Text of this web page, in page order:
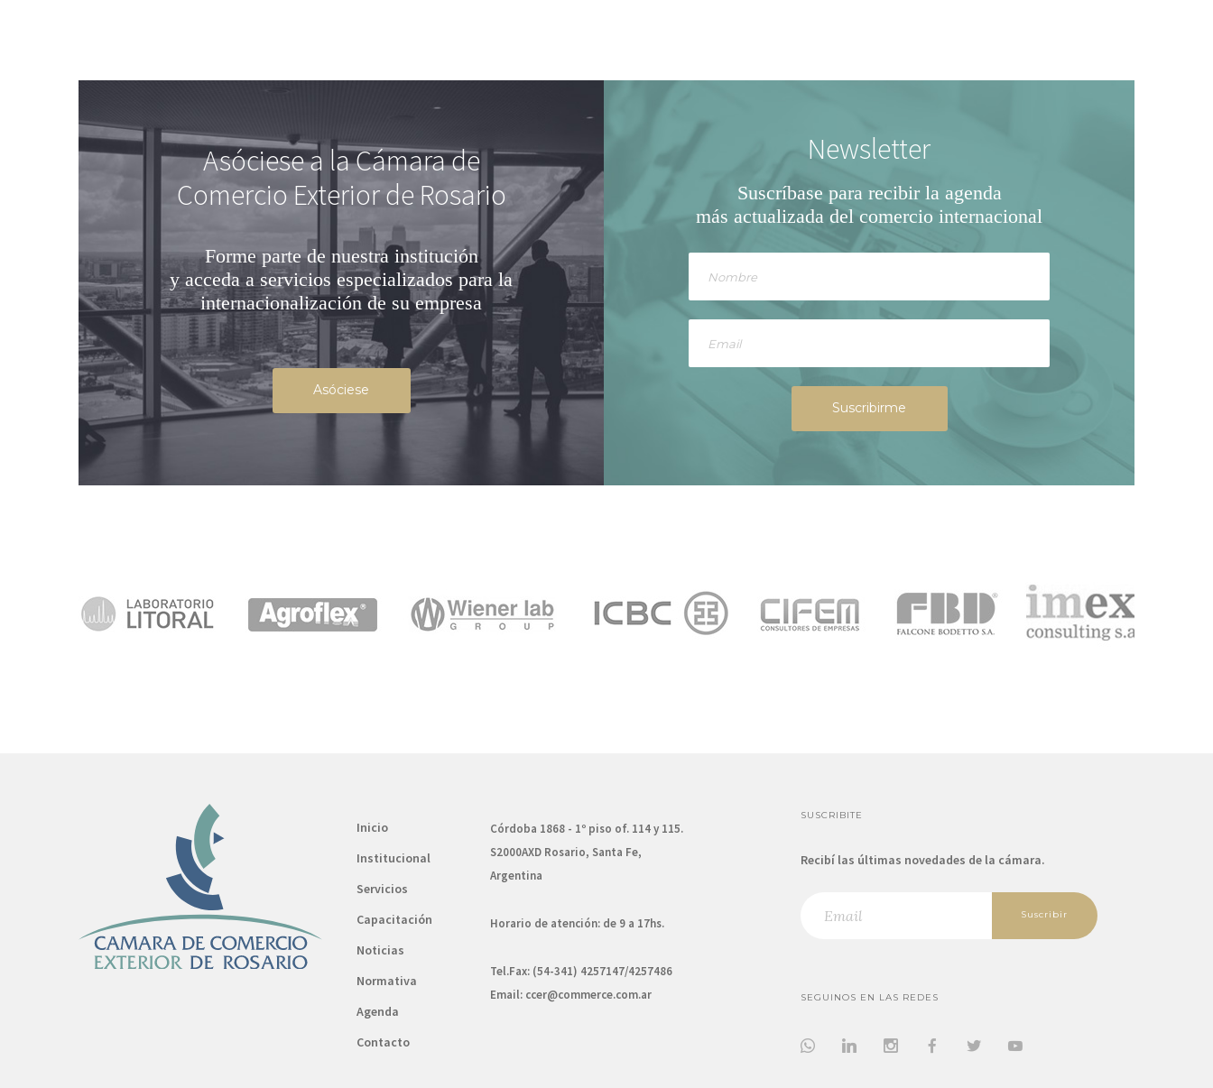
Asóciese a la Cámara de
Comercio Exterior de Rosario
Forme parte de nuestra institución
y acceda a servicios especializados para la
internacionalización de su empresa
Asóciese
Newsletter
Suscríbase para recibir la agenda
más actualizada del comercio internacional
Suscribirme
Inicio
Institucional
Servicios
Capacitación
Noticias
Normativa
Agenda
Contacto
Córdoba 1868 - 1º piso of. 114 y 115.
S2000AXD Rosario, Santa Fe,
Argentina
Horario de atención: de 9 a 17hs.
Tel.Fax: (54-341) 4257147/4257486
Email: ccer@commerce.com.ar
SUSCRIBITE
Recibí las últimas novedades de la cámara.
Suscribir
SEGUINOS EN LAS REDES